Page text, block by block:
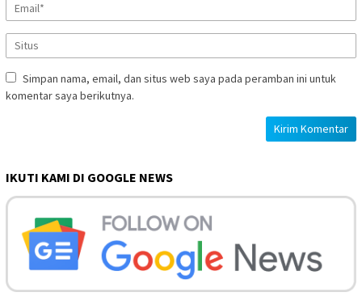
Simpan nama, email, dan situs web saya pada peramban ini untuk
komentar saya berikutnya.
IKUTI KAMI DI GOOGLE NEWS